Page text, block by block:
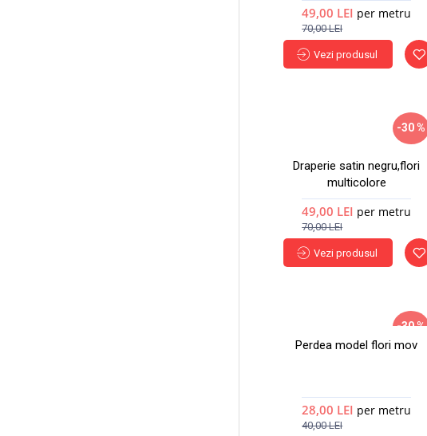
49,00 LEI per metru
70,00 LEI
Vezi produsul
-30 %
Draperie satin negru,flori
multicolore
49,00 LEI per metru
70,00 LEI
Vezi produsul
-30 %
Perdea model flori mov
28,00 LEI per metru
40,00 LEI